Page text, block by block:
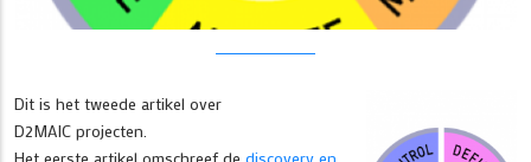
Dit is het tweede artikel over
D2MAIC projecten.
Het eerste artikel omschreef de discovery en